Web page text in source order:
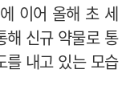
이어 올해 초 세
해 신규 약물로 통
를 내고 있는 모습